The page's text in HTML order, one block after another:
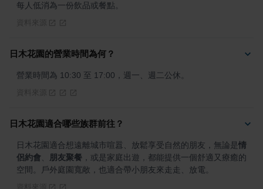
每人低消為一份飲品或餐點。
日木花園的營業時間為何？
營業時間為 10:30 至 17:00，週一、週二公休。
日木花園適合哪些族群前往？
日木花園適合想遠離城市喧囂、放鬆享受自然的朋友，無論是情
侶約會
朋友聚餐 ，或是家庭出遊，都能提供一個舒適又療癒的
空間。戶外庭園寬敞，也適合帶小朋友來走走、放電。